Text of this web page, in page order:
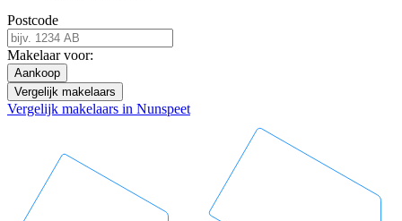
Postcode
Makelaar voor:
Aankoop
Vergelijk makelaars
Vergelijk makelaars in Nunspeet